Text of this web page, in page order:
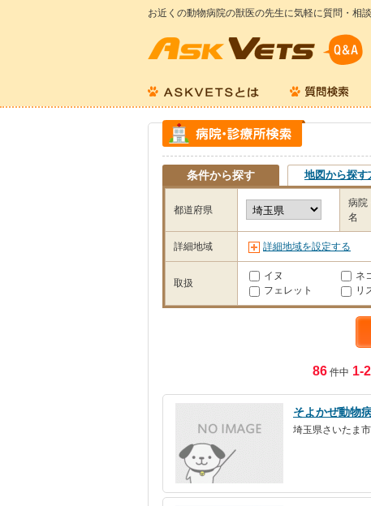
お近くの動物病院の獣医の先生に気軽に質問・相
条件から探す 地図から探す
都道府県
病院
名
詳細地域 詳細地域を設定する
取扱
イヌ ネ
フェレット
リ
86件中 1-
そよかぜ動物
埼玉県さいたま